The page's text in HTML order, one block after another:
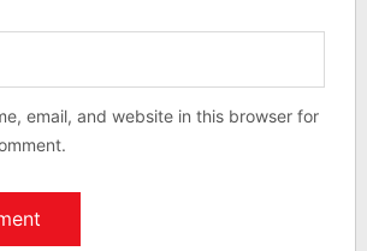
email, and website in this browser for